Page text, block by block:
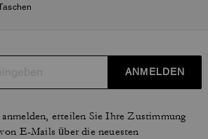
ANMELDEN
erteilen Sie Ihre Zustimmung
E-Mails über die neuesten